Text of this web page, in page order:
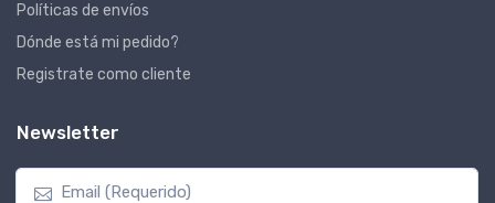
Políticas de envíos
Dónde está mi pedido?
Registrate como cliente
Newsletter